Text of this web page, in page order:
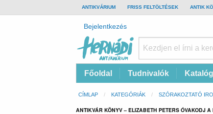
TOP
BAR
ANTIKVÁRIUM FRISS FELTÖLTÉSEK ANTIK
Felhasználói
fiók
menüje
Bejelentkezés
Antikvárium
Online
Fő
navigáció
Főoldal Tudnivalók
Morzsa
CÍMLAP KATEGÓRIÁK SZÓRAKOZTATÓ
ANTIKVÁR KÖNYV – ELIZABETH PETERS ÓVAKODJ A